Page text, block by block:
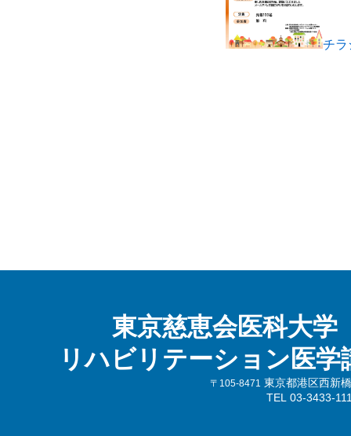
チラ
東京慈恵会医科大学
リハビリテーション医学
〒105-8471
東京都港区西新
TEL 03-3433-